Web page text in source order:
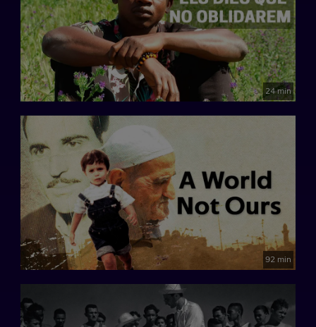
24 min
92 min